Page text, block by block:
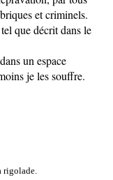
et criminels.
que décrit dans le
un espace
je les souffre.
rigolade.